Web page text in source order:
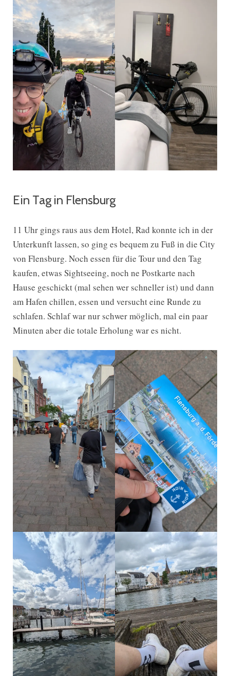
Ein Tag in Flensburg
11 Uhr gings raus aus dem Hotel, Rad konnte ich in der
Unterkunft lassen, so ging es bequem zu Fuß in die City
von Flensburg. Noch essen für die Tour und den Tag
kaufen, etwas Sightseeing, noch ne Postkarte nach
Hause geschickt (mal sehen wer schneller ist) und dann
am Hafen chillen, essen und versucht eine Runde zu
schlafen. Schlaf war nur schwer möglich, mal ein paar
Minuten aber die totale Erholung war es nicht.